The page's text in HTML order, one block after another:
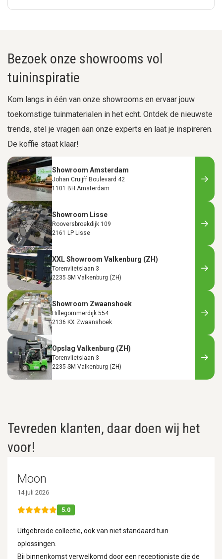
Bezoek onze showrooms vol
tuininspiratie
Kom langs in één van onze showrooms en ervaar jouw
toekomstige tuinmaterialen in het echt. Ontdek de nieuwste
trends, stel je vragen aan onze experts en laat je inspireren.
De koffie staat klaar!
Showroom Amsterdam
Johan Cruijff Boulevard 42
1101 BH Amsterdam
Showroom Lisse
Rooversbroekdijk 109
2161 LP Lisse
XXL Showroom Valkenburg (ZH)
Torenvlietslaan 3
2235 SM Valkenburg (ZH)
Showroom Zwaanshoek
Hillegommerdijk 554
2136 KX Zwaanshoek
Opslag Valkenburg (ZH)
Torenvlietslaan 3
2235 SM Valkenburg (ZH)
Tevreden klanten, daar doen wij het
voor!
Moon
14 juli 2026
5.0
Uitgebreide collectie, ook van niet standaard tuin
oplossingen.
Bij binnenkomst verwelkomd door een receptioniste die de